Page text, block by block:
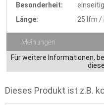
Besonderheit:
Länge:
25 lfm /
Meinungen
Für weitere Informationen,
Dieses Produkt ist z.B.